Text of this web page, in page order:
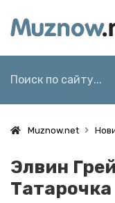
Muznow.net
Элвин
Татарочка